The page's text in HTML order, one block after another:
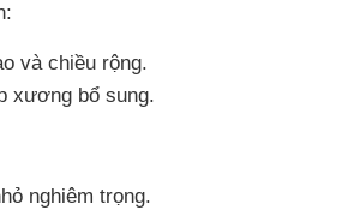
và chiều rộng.
xương bổ sung.
nghiêm trọng.